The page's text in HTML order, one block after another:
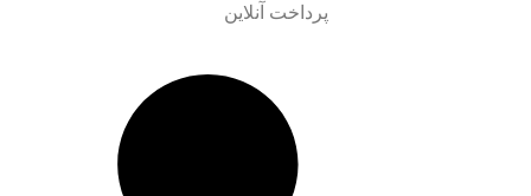
پرداخت آنلاین